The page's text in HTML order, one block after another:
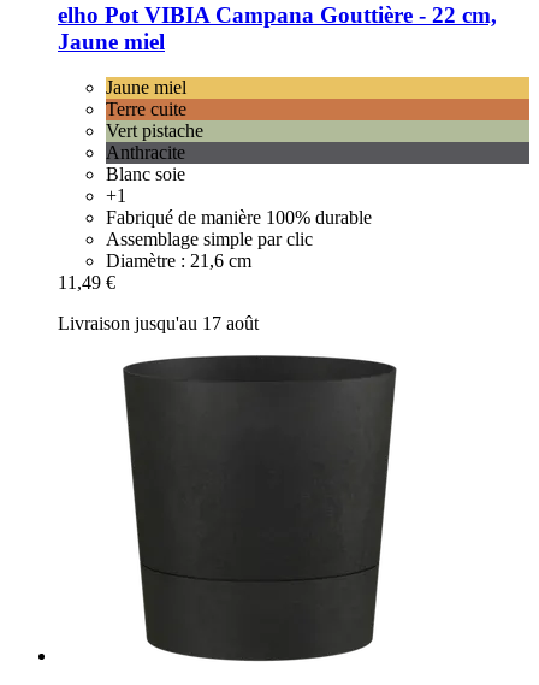
elho Pot VIBIA Campana Gouttière -​ 22 cm,
Jaune miel
Jaune miel
Terre cuite
Vert pistache
Anthracite
Blanc soie
+1
Fabriqué de manière 100% durable
Assemblage simple par clic
Diamètre : 21,6 cm
11,49 €
Livraison jusqu'au 17 août